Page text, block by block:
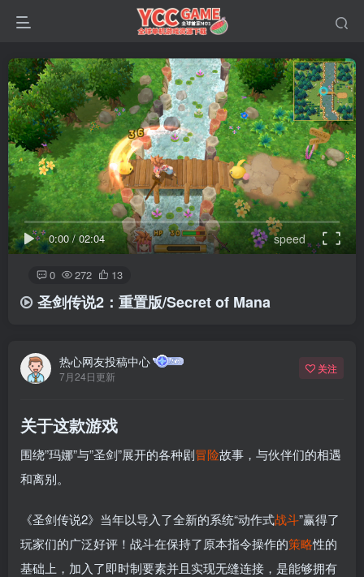
0:00/02:04 speed
0 272 13
圣剑传说2：重置版/Secret of Mana
热心网友投稿中心
7月24日更新
关注
关于这款游戏
围绕”玛娜”与”圣剑”展开的各种剧冒险故事，与伙伴们的相遇
和离别。
《圣剑传说2》当年以导入了全新的系统“动作式战斗”赢得了
玩家们的广泛好评！战斗在保持了原本指令操作的策略性的
基础上，加入了即时制要素并且实现无缝连接，是能够拥有